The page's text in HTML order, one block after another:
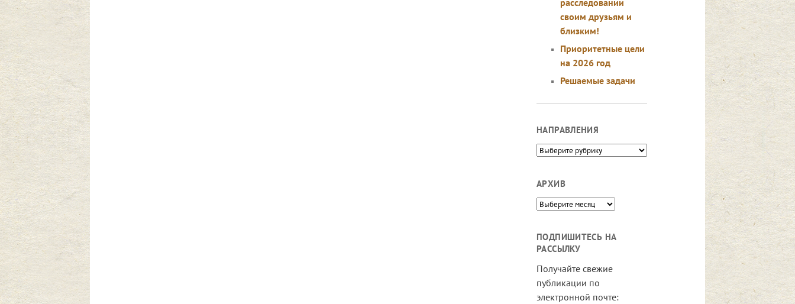
расследовании
своим друзьям и
близким!
Приоритетные цели
на 2026 год
Решаемые задачи
НАПРАВЛЕНИЯ
Направления
АРХИВ
Архив
ПОДПИШИТЕСЬ НА
РАССЫЛКУ
Получайте свежие
публикации по
электронной почте: